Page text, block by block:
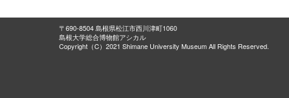
〒690-8504 島根県松江市西川津町1060
島根大学総合博物館アシカル
Copyright（C）2021 Shimane University Museum All Rights Reserved.